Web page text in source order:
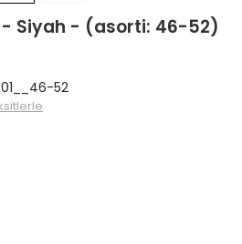
- Siyah - (asorti: 46-52)
52